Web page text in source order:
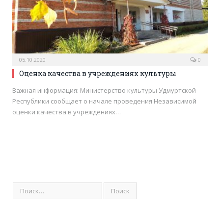
05.10.2020 0
Оценка качества в учреждениях культуры
Важная информация: Министерство культуры Удмуртской
Республики сообщает о начале проведения Независимой
оценки качества в учреждениях…